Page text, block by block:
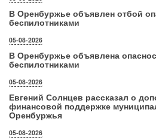
В Оренбуржье объявлен отбой
беспилотниками
05-08-2026
В Оренбуржье объявлена
беспилотниками
05-08-2026
Евгений Солнцев рассказал о
финансовой поддержке
Оренбуржья
05-08-2026